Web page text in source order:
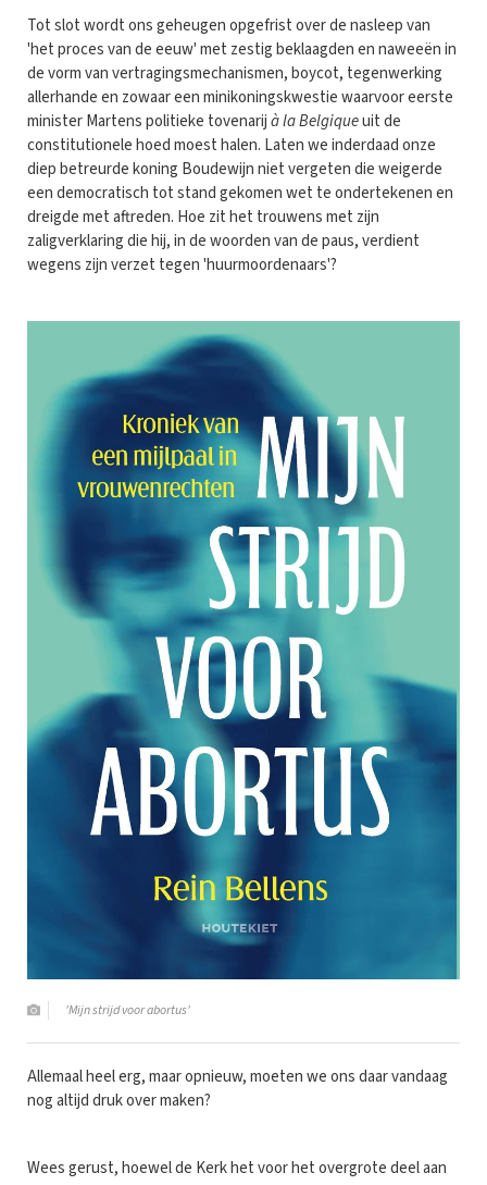
Tot slot wordt ons geheugen opgefrist over de nasleep van
'het proces van de eeuw' met zestig beklaagden en naweeën in
de vorm van vertragingsmechanismen, boycot, tegenwerking
allerhande en zowaar een minikoningskwestie waarvoor eerste
minister Martens politieke tovenarijà la Belgiqueuit de
constitutionele hoed moest halen. Laten we inderdaad onze
diep betreurde koning Boudewijn niet vergeten die weigerde
een democratisch tot stand gekomen wet te ondertekenen en
dreigde met aftreden. Hoe zit het trouwens met zijn
zaligverklaring die hij, in de woorden van de paus, verdient
wegens zijn verzet tegen 'huurmoordenaars'?
'Mijn strijd voor abortus'
Allemaal heel erg, maar opnieuw, moeten we ons daar vandaag
nog altijd druk over maken?
Wees gerust, hoewel de Kerk het voor het overgrote deel aan